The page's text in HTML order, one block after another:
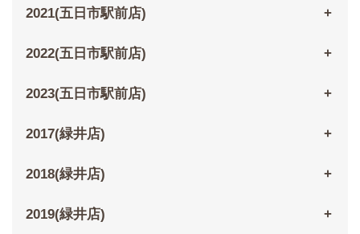
2021(五日市駅前店)
2022(五日市駅前店)
2023(五日市駅前店)
2017(緑井店)
2018(緑井店)
2019(緑井店)